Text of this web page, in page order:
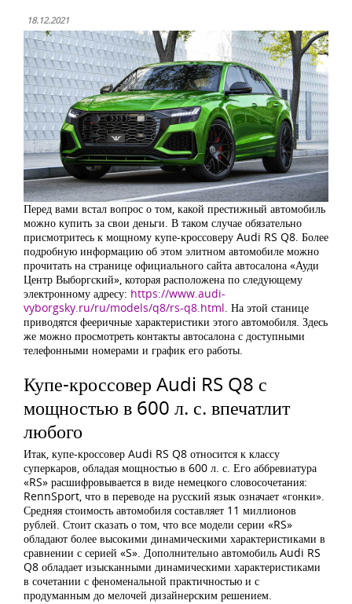
18.12.2021
Перед вами встал вопрос о том, какой престижный автомобиль
можно купить за свои деньги. В таком случае обязательно
присмотритесь к мощному купе-кроссоверу Audi RS Q8. Более
подробную информацию об этом элитном автомобиле можно
прочитать на странице официального сайта автосалона «Ауди
Центр Выборгский», которая расположена по следующему
электронному адресу: https://www.audi-
vyborgsky.ru/ru/models/q8/rs-q8.html. На этой станице
приводятся фееричные характеристики этого автомобиля. Здесь
же можно просмотреть контакты автосалона с доступными
телефонными номерами и график его работы.
Купе-кроссовер Audi RS Q8 с
мощностью в 600 л. с. впечатлит
любого
Итак, купе-кроссовер Audi RS Q8 относится к классу
суперкаров, обладая мощностью в 600 л. с. Его аббревиатура
«RS» расшифровывается в виде немецкого словосочетания:
RennSport, что в переводе на русский язык означает «гонки».
Средняя стоимость автомобиля составляет 11 миллионов
рублей. Стоит сказать о том, что все модели серии «RS»
обладают более высокими динамическими характеристиками в
сравнении с серией «S». Дополнительно автомобиль Audi RS
Q8 обладает изысканными динамическими характеристиками
в сочетании с феноменальной практичностью и с
продуманным до мелочей дизайнерским решением.